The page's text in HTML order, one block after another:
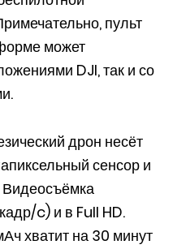
пульт
может
DJI, так и со
дрон несёт
сенсор и
Видеосъёмка
c) и в Full HD.
хватит на 30 минут